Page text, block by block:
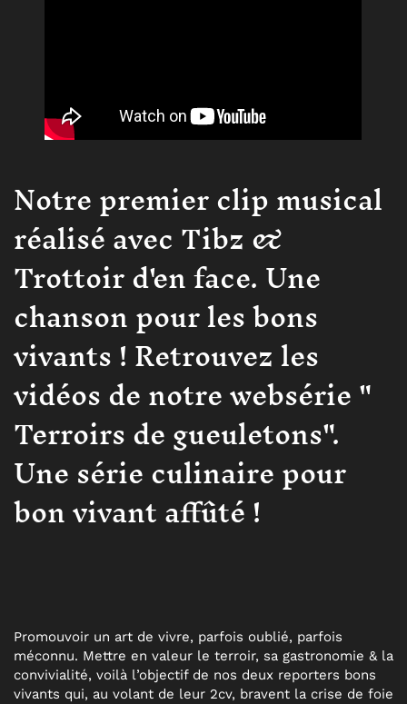
Notre premier clip musical
réalisé avec Tibz &
Trottoir d'en face. Une
chanson pour les bons
vivants ! Retrouvez les
vidéos de notre websérie "
Terroirs de gueuletons".
Une série culinaire pour
bon vivant affûté !
Promouvoir un art de vivre, parfois oublié, parfois
méconnu. Mettre en valeur le terroir, sa gastronomie & la
convivialité, voilà l’objectif de nos deux reporters bons
vivants qui, au volant de leur 2cv, bravent la crise de foie